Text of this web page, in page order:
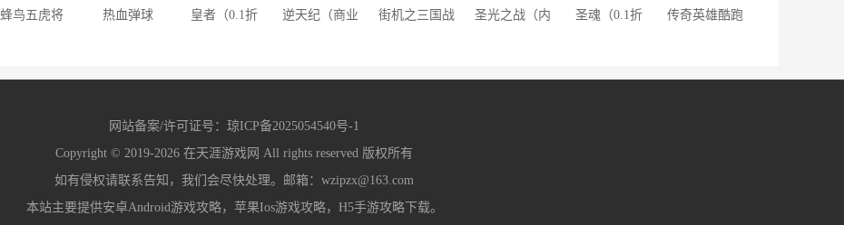
蜂鸟五虎将
热血弹球
皇者（0.1折
逆天纪（商业
街机之三国战
圣光之战（内
圣魂（0.1折
传奇英雄酷跑
网站备案/许可证号： 琼ICP备2025054540号-1
Copyright © 2019-2026 在天涯游戏网 All rights reserved 版权所有
如有侵权请联系告知，我们会尽快处理。邮箱：wzipzx@163.com
本站主要提供安卓Android游戏攻略，苹果Ios游戏攻略，H5手游攻略下载。